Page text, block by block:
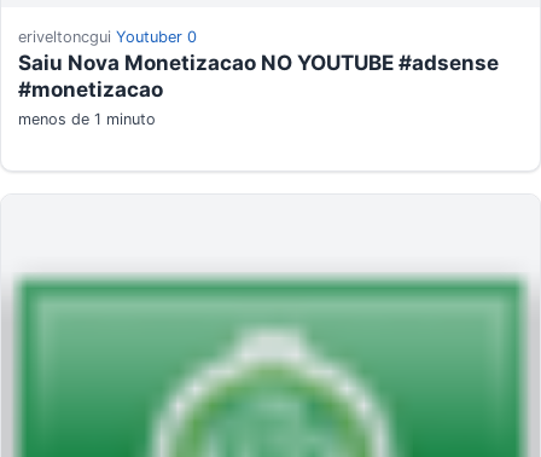
eriveltoncgui Youtuber 0
Saiu Nova Monetizacao NO YOUTUBE #adsense
#monetizacao
menos de 1 minuto